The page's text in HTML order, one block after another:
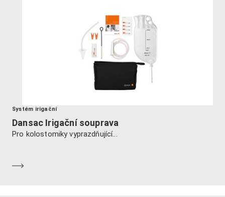
Systém irigační
Dansac Irigační souprava
Pro kolostomiky vyprazdňující...